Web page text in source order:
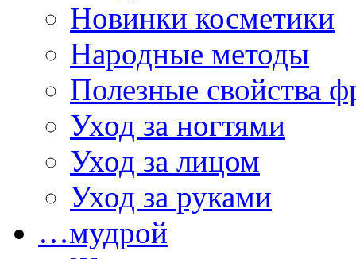
Новинки косметики
Народные методы
Полезные свойства
Уход за ногтями
Уход за лицом
Уход за руками
…мудрой